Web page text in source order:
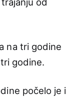
na tri godine
godine.
počelo je i